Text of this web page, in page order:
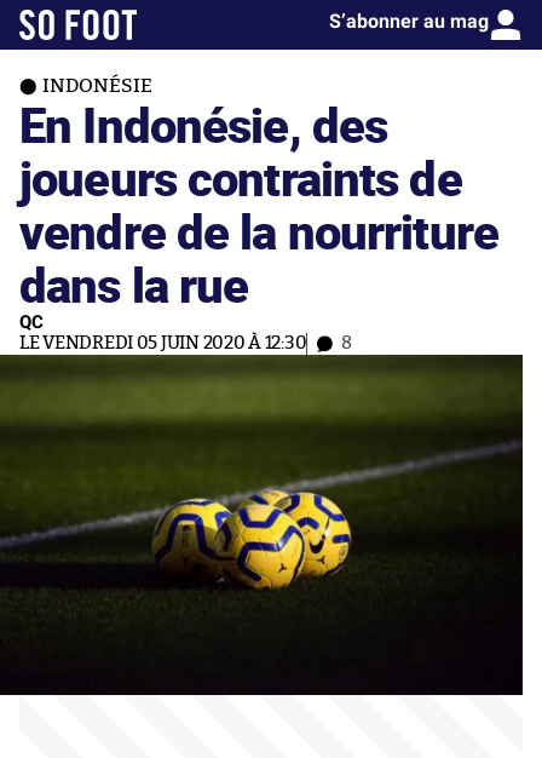
S’abonner au mag
INDONÉSIE
En Indonésie, des
joueurs contraints de
vendre de la nourriture
dans la rue
QC
LE VENDREDI 05 JUIN 2020 À 12:30 8